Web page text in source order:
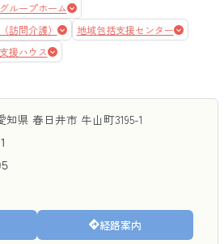
ループホーム
訪問介護）
地域包括支援センター
援ハウス
知県 春日井市 牛山町3195-1
経路案内